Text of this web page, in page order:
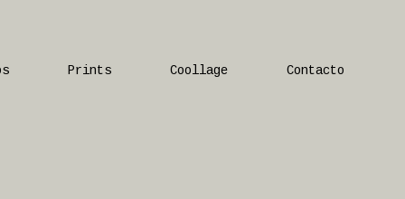
Prints Coollage Contacto